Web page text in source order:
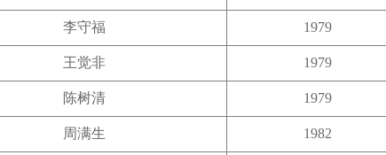
李守福 1979
王觉非 1979
陈树清 1979
周满生 1982